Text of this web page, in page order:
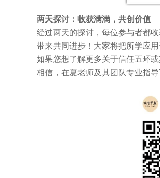
两天探讨：收获满满，共创价值
经过两天的探讨，每位参与者都
带来共同进步！大家将把所学应
如果您想了解更多关于信任五环
相信，在夏老师及其团队专业指